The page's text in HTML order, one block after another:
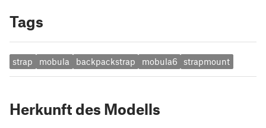
Tags
strap mobula backpackstrap mobula6 strapmount
Herkunft des Modells